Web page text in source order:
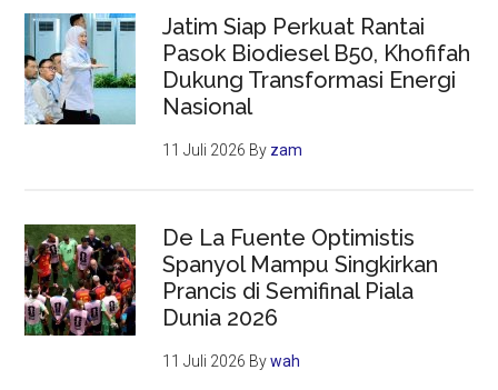
Jatim Siap Perkuat Rantai
Pasok Biodiesel B50, Khofifah
Dukung Transformasi Energi
Nasional
11 Juli 2026 By zam
De La Fuente Optimistis
Spanyol Mampu Singkirkan
Prancis di Semifinal Piala
Dunia 2026
11 Juli 2026 Bywah